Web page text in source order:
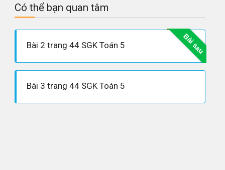
Có thể bạn quan tâm
Bài sau
Bài 2 trang 44 SGK Toán 5
Bài 3 trang 44 SGK Toán 5